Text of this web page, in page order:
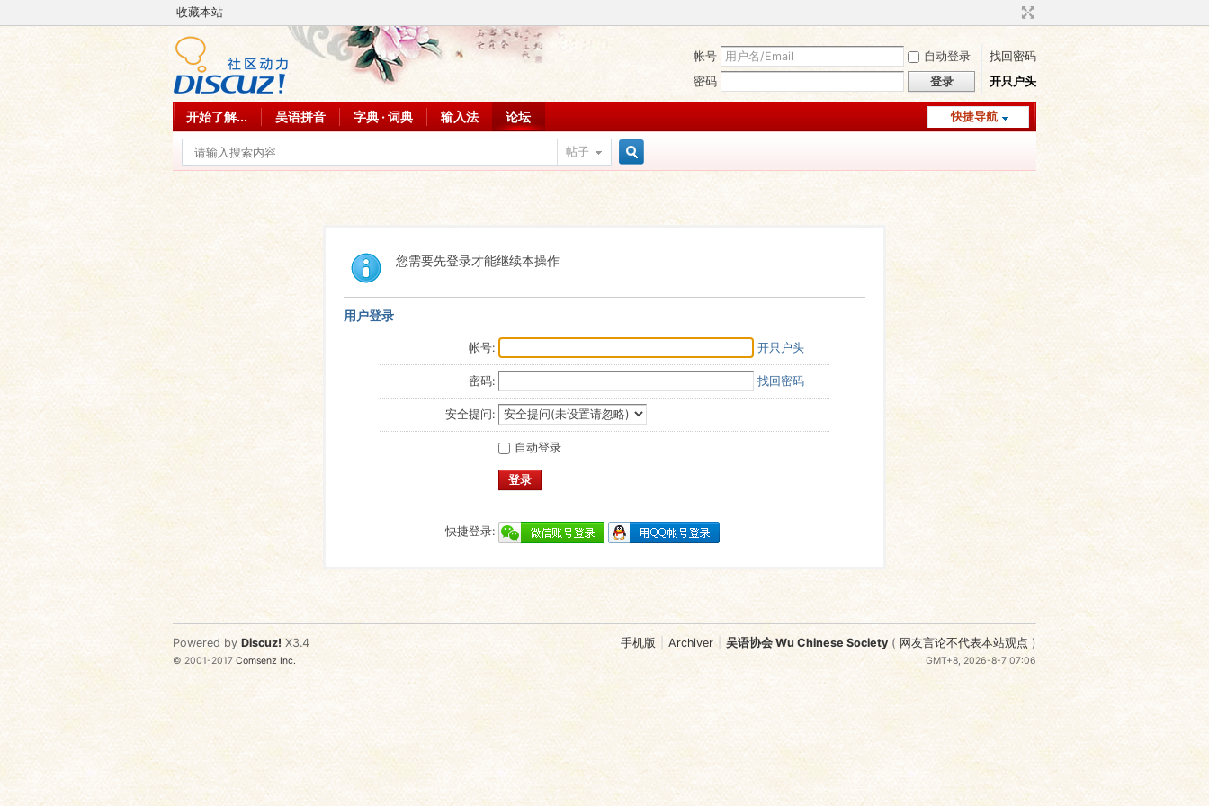
收藏本站
帐号 自动登录
找回密码
密码
登录 开只户头
快捷导航
开始了解... 吴语拼音 字典 · 词典 输入法 论坛
帖子
您需要先登录才能继续本操作
用户登录
帐号: 开只户头
密码: 找回密码
安全提问:
自动登录
登录
快捷登录:
手机版 Archiver 吴语协会 Wu Chinese Society ( 网友言论不代表本站观点 )
GMT+8, 2026-8-7 07:06
Powered by Discuz! X3.4
© 2001-2017Comsenz Inc.